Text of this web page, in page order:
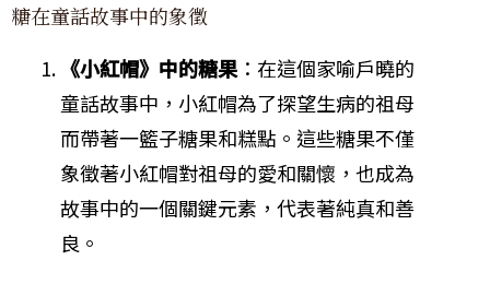
糖在童話故事中的象徵
《小紅帽》中的糖果 ：在這個家喻戶曉的
童話故事中，小紅帽為了探望生病的祖母
而帶著一籃子糖果和糕點。這些糖果不僅
象徵著小紅帽對祖母的愛和關懷，也成為
故事中的一個關鍵元素，代表著純真和善
良。